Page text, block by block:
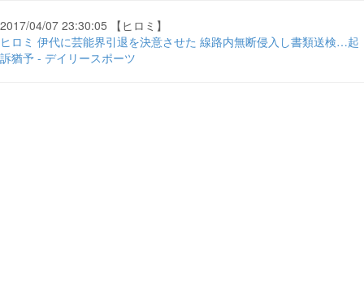
2017/04/07 23:30:05 【ヒロミ】
ヒロミ 伊代に芸能界引退を決意させた 線路内無断侵入し書類送検…起
訴猶予 - デイリースポーツ